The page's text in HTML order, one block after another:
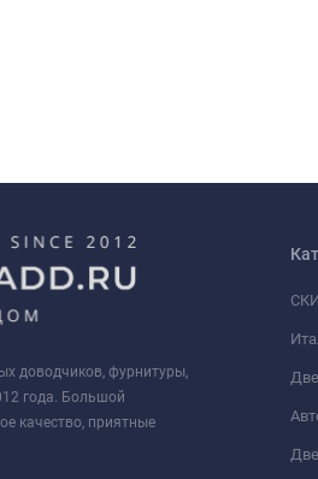
доводчиков, фурнитуры,
года. Большой
качество, приятные